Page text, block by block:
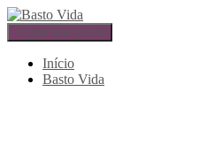
Toggle Navigation
Início
Basto Vida